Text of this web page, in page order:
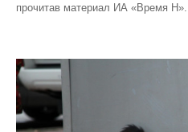
прочитав материал ИА «Время Н».